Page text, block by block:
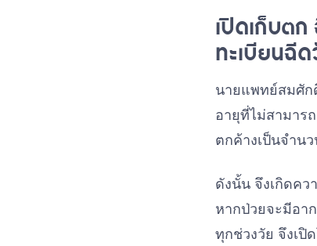
เปิดเก็บตก
ทะเบียนฉี
นายแพทย์สมศัก
อายุที่ไม่สามาร
ตกค้างเป็นจำน
ดังนั้น จึงเกิดคว
หากป่วยจะมีอา
ทุกช่วงวัย จึงเปิ